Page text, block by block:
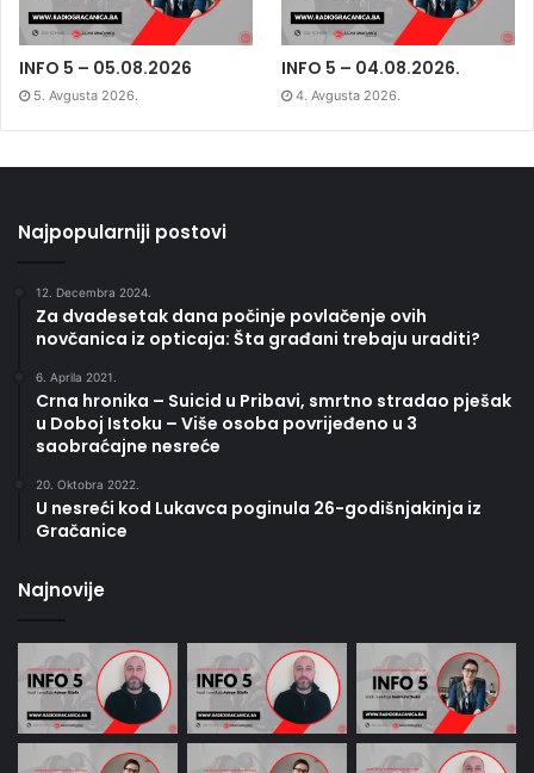
INFO 5 – 05.08.2026
5. Avgusta 2026.
INFO 5 – 04.08.2026.
4. Avgusta 2026.
Najpopularniji postovi
12. Decembra 2024.
Za dvadesetak dana počinje povlačenje ovih
novčanica iz opticaja: Šta građani trebaju uraditi?
6. Aprila 2021.
Crna hronika – Suicid u Pribavi, smrtno stradao pješak
u Doboj Istoku – Više osoba povrijeđeno u 3
saobraćajne nesreće
20. Oktobra 2022.
U nesreći kod Lukavca poginula 26-godišnjakinja iz
Gračanice
Najnovije